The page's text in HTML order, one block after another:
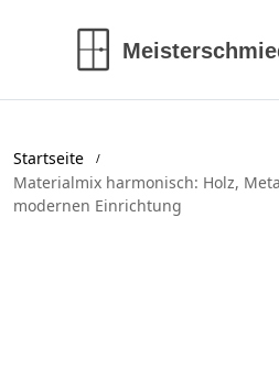
Startseite
Materialmix harmonisch: Holz,
modernen Einrichtung